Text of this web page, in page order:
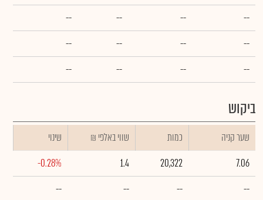
--
--
--
--
--
--
--
--
--
--
--
--
ביקוש
שער קניה כמות ₪ שווי באלפי
שינוי
7.06
20,322
1.4
-0.28%
--
--
--
--